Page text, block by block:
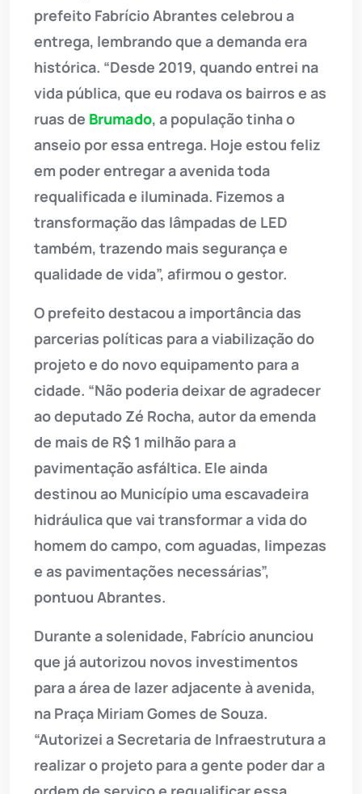
prefeito Fabrício Abrantes celebrou a
entrega, lembrando que a demanda era
histórica. “Desde 2019, quando entrei na
vida pública, que eu rodava os bairros e as
ruas de Brumado, a população tinha o
anseio por essa entrega. Hoje estou feliz
em poder entregar a avenida toda
requalificada e iluminada. Fizemos a
transformação das lâmpadas de LED
também, trazendo mais segurança e
qualidade de vida”, afirmou o gestor.
O prefeito destacou a importância das
parcerias políticas para a viabilização do
projeto e do novo equipamento para a
cidade. “Não poderia deixar de agradecer
ao deputado Zé Rocha, autor da emenda
de mais de R$ 1 milhão para a
pavimentação asfáltica. Ele ainda
destinou ao Município uma escavadeira
hidráulica que vai transformar a vida do
homem do campo, com aguadas, limpezas
e as pavimentações necessárias”,
pontuou Abrantes.
Durante a solenidade, Fabrício anunciou
que já autorizou novos investimentos
para a área de lazer adjacente à avenida,
na Praça Miriam Gomes de Souza.
“Autorizei a Secretaria de Infraestrutura a
realizar o projeto para a gente poder dar a